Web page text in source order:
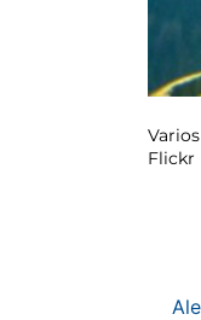
Flickr